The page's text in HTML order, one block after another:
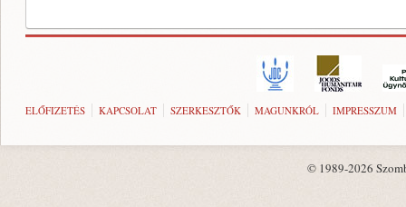
ELŐFIZETÉS KAPCSOLAT SZERKESZTŐK MAGUNKRÓL IMPRESSZUM
© 1989-2026